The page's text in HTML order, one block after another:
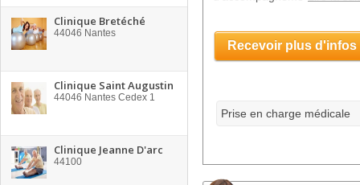
Clinique Bretéché
44046 Nantes
Clinique Saint Augustin
44046 Nantes Cedex 1
Clinique Jeanne D'arc
44100
Recevoir plus d'infos
Prise en charge médicale